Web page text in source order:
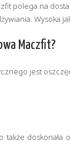
polega na
Wysoka
Maczfit?
jest